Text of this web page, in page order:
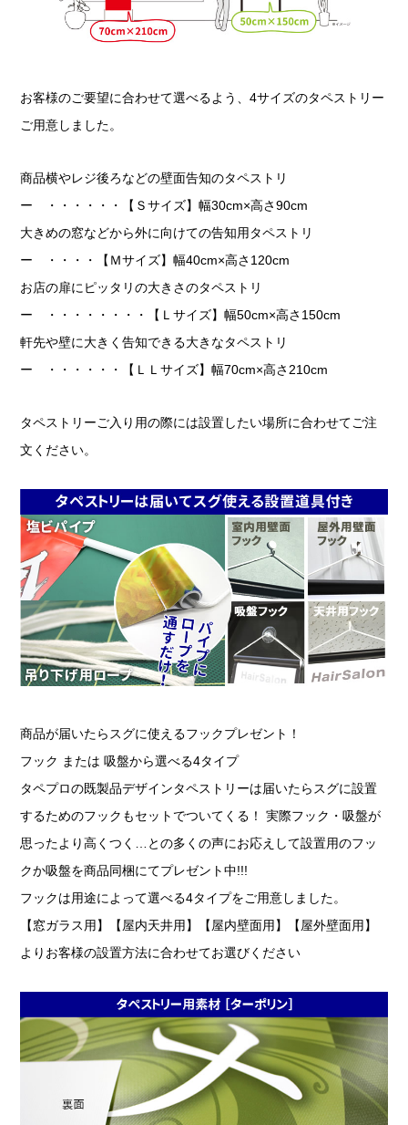
お客様のご要望に合わせて選べるよう、4サイズのタペストリー
ご用意しました。
商品横やレジ後ろなどの壁面告知のタペストリ
ー ・・・・・・【Ｓサイズ】幅30cm×高さ90cm
大きめの窓などから外に向けての告知用タペストリ
ー ・・・・【Ｍサイズ】幅40cm×高さ120cm
お店の扉にピッタリの大きさのタペストリ
ー ・・・・・・・・【Ｌサイズ】幅50cm×高さ150cm
軒先や壁に大きく告知できる大きなタペストリ
ー ・・・・・・【ＬＬサイズ】幅70cm×高さ210cm
タペストリーご入り用の際には設置したい場所に合わせてご注
文ください。
商品が届いたらスグに使えるフックプレゼント！
フック または 吸盤から選べる4タイプ
タペプロの既製品デザインタペストリーは届いたらスグに設置
するためのフックもセットでついてくる！ 実際フック・吸盤が
思ったより高くつく…との多くの声にお応えして設置用のフッ
クか吸盤を商品同梱にてプレゼント中!!!
フックは用途によって選べる4タイプをご用意しました。
【窓ガラス用】【屋内天井用】【屋内壁面用】【屋外壁面用】
よりお客様の設置方法に合わせてお選びください